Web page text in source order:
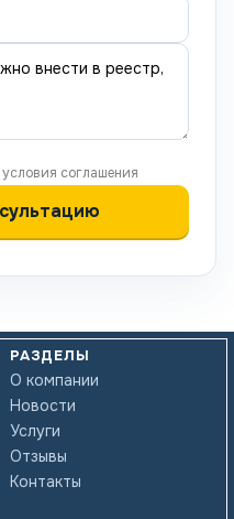
условия соглашения
РАЗДЕЛЫ
О компании
Новости
Услуги
Отзывы
Контакты